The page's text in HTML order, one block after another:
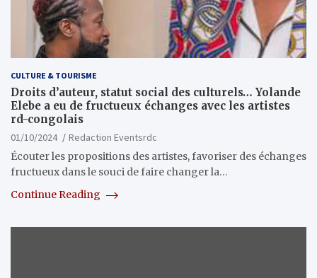
CULTURE & TOURISME
Droits d’auteur, statut social des culturels… Yolande
Elebe a eu de fructueux échanges avec les artistes
rd-congolais
01/10/2024
Redaction Eventsrdc
Écouter les propositions des artistes, favoriser des échanges
fructueux dans le souci de faire changer la…
Continue Reading